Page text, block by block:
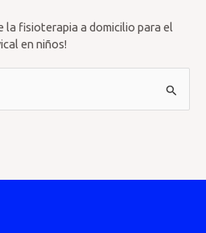
la fisioterapia a domicilio para el
en niños!